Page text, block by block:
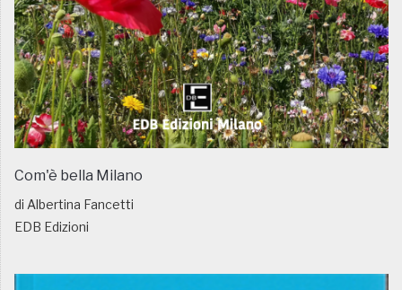
Com'è bella Milano
di Albertina Fancetti
EDB Edizioni